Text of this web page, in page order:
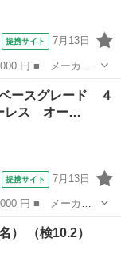
提携サイト 7月13日
グレード名： ベ
リアヒーター ス
ースグレード ４
レス オー…
提携サイト 7月13日
グレード名： ベ
ーバーヘッドシ
（検10.2）